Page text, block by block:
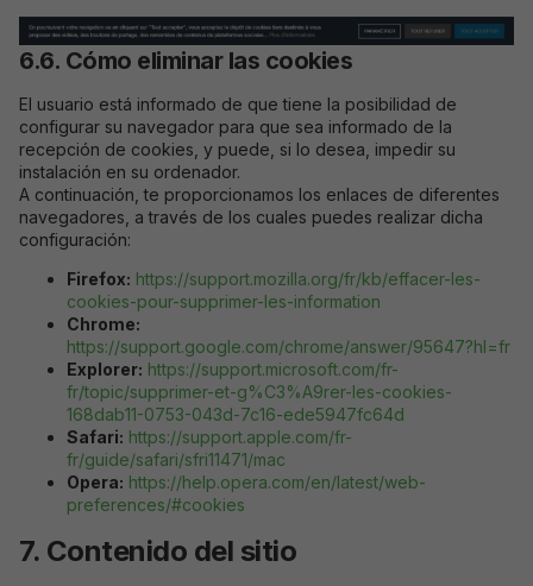
6.6. Cómo eliminar las cookies
El usuario está informado de que tiene la posibilidad de
configurar su navegador para que sea informado de la
recepción de cookies, y puede, si lo desea, impedir su
instalación en su ordenador.
A continuación, te proporcionamos los enlaces de diferentes
navegadores, a través de los cuales puedes realizar dicha
configuración:
Firefox: https://support.mozilla.org/fr/kb/effacer-les-
cookies-pour-supprimer-les-information
Chrome:
https://support.google.com/chrome/answer/95647?hl=fr
Explorer: https://support.microsoft.com/fr-
fr/topic/supprimer-et-g%C3%A9rer-les-cookies-
168dab11-0753-043d-7c16-ede5947fc64d
Safari: https://support.apple.com/fr-
fr/guide/safari/sfri11471/mac
Opera: https://help.opera.com/en/latest/web-
preferences/#cookies
7. Contenido del sitio
Strictement
nécessaires
Ces cookies
optionnels. Ils